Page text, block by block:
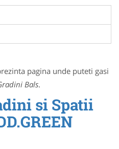
pagina unde puteti gasi
Bals.
si Spatii